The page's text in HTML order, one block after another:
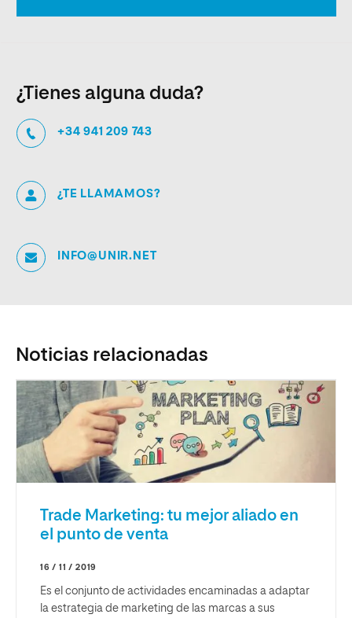
¿Tienes alguna duda?
+34 941 209 743
¿TE LLAMAMOS?
INFO@UNIR.NET
Noticias relacionadas
Trade Marketing: tu mejor aliado en
el punto de venta
16 / 11 / 2019
Es el conjunto de actividades encaminadas a adaptar
la estrategia de marketing de las marcas a sus